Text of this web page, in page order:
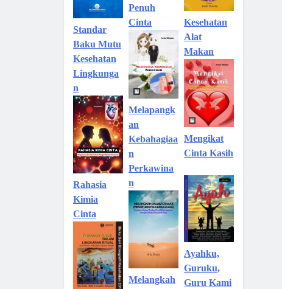
Standar
Baku Mutu
Kesehatan
Lingkunga
n
Rahasia
Kimia
Cinta
Penuh
Cinta
Melapangk
an
Kebahagiaa
n
Perkawina
n
Melangkah
Kesehatan
Alat
Makan
Mengikat
Cinta Kasih
Ayahku,
Guruku,
Guru Kami